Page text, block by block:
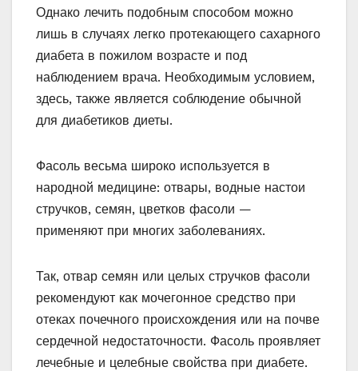
Однако лечить подобным способом можно
лишь в случаях легко протекающего сахарного
диабета в пожилом возрасте и под
наблюдением врача. Необходимым условием,
здесь, также является соблюдение обычной
для диабетиков диеты.
Фасоль весьма широко используется в
народной медицине: отвары, водные настои
стручков, семян, цветков фасоли —
применяют при многих заболеваниях.
Так, отвар семян или целых стручков фасоли
рекомендуют как мочегонное средство при
отеках почечного происхождения или на почве
сердечной недостаточности. Фасоль проявляет
лечебные и целебные свойства при диабете.